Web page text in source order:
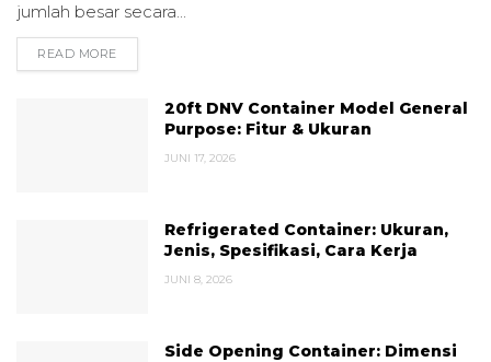
jumlah besar secara...
READ MORE
20ft DNV Container Model General
Purpose: Fitur & Ukuran
JUNI 17, 2026
Refrigerated Container: Ukuran,
Jenis, Spesifikasi, Cara Kerja
JUNI 8, 2026
Side Opening Container: Dimensi